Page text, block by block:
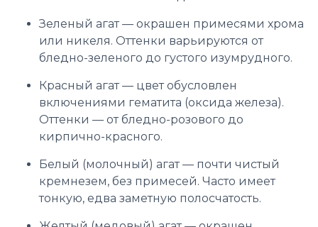
Зеленый агат — окрашен примесями хрома
или никеля. Оттенки варьируются от
бледно-зеленого до густого изумрудного.
Красный агат — цвет обусловлен
включениями гематита (оксида железа).
Оттенки — от бледно-розового до
кирпично-красного.
Белый (молочный) агат — почти чистый
кремнезем, без примесей. Часто имеет
тонкую, едва заметную полосчатость.